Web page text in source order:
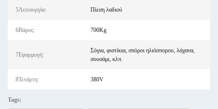
5Λειτουργία: Πίεση λαδιού
6Βάρος: 700Kg
7Εφαρμογή:
Σόγια, φιστίκια, σπόροι ηλιόσπορου, λάχανα,
σουσάμι, κλπ.
8Τετάρτη: 380V
Tags: